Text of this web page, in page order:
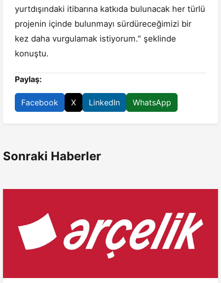
yurtdışındaki itibarına katkıda bulunacak her türlü
projenin içinde bulunmayı sürdüreceğimizi bir
kez daha vurgulamak istiyorum." şeklinde
konuştu.
Paylaş:
Facebook X LinkedIn WhatsApp
Sonraki Haberler